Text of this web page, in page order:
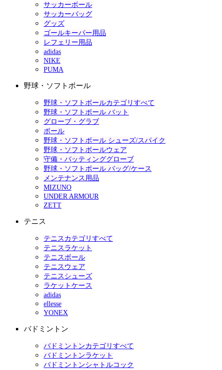
サッカーボール
サッカーバッグ
グッズ
ゴールキーパー用品
レフェリー用品
adidas
NIKE
PUMA
野球・ソフトボール
野球・ソフトボールカテゴリすべて
野球・ソフトボール バット
グローブ・グラブ
ボール
野球・ソフトボール シューズ/スパイク
野球・ソフトボールウェア
守備・バッティンググローブ
野球・ソフトボール バッグ/ケース
メンテナンス用品
MIZUNO
UNDER ARMOUR
ZETT
テニス
テニスカテゴリすべて
テニスラケット
テニスボール
テニスウェア
テニスシューズ
ラケットケース
adidas
ellesse
YONEX
バドミントン
バドミントンカテゴリすべて
バドミントンラケット
バドミントンシャトルコック